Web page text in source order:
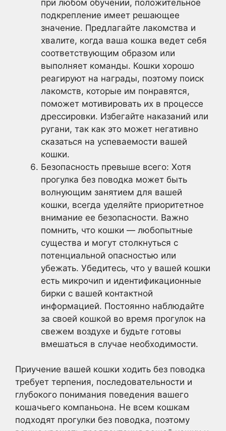
при любом обучении, положительное
подкрепление имеет решающее
значение. Предлагайте лакомства и
хвалите, когда ваша кошка ведет себя
соответствующим образом или
выполняет команды. Кошки хорошо
реагируют на награды, поэтому поиск
лакомств, которые им понравятся,
поможет мотивировать их в процессе
дрессировки. Избегайте наказаний или
ругани, так как это может негативно
сказаться на успеваемости вашей
кошки.
Безопасность превыше всего: Хотя
прогулка без поводка может быть
волнующим занятием для вашей
кошки, всегда уделяйте приоритетное
внимание ее безопасности. Важно
помнить, что кошки — любопытные
существа и могут столкнуться с
потенциальной опасностью или
убежать. Убедитесь, что у вашей кошки
есть микрочип и идентификационные
бирки с вашей контактной
информацией. Постоянно наблюдайте
за своей кошкой во время прогулок на
свежем воздухе и будьте готовы
вмешаться в случае необходимости.
Приучение вашей кошки ходить без поводка
требует терпения, последовательности и
глубокого понимания поведения вашего
кошачьего компаньона. Не всем кошкам
подходят прогулки без поводка, поэтому